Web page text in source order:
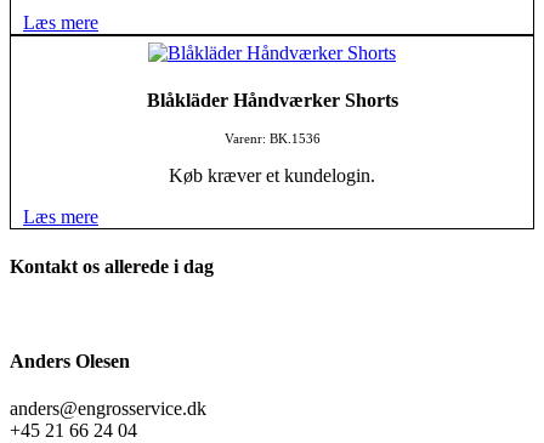
Læs mere
Blåkläder Håndværker Shorts
Varenr: BK.1536
Køb kræver et kundelogin.
Læs mere
Kontakt os allerede i dag
Anders Olesen
anders@engrosservice.dk
+45 21 66 24 04